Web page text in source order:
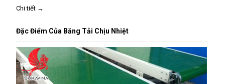
Hãy cùng Sukavina tìm hiểu ngay trong bài viết này
Chi tiết →
Đặc Điểm Của Băng Tải Chịu Nhiệt